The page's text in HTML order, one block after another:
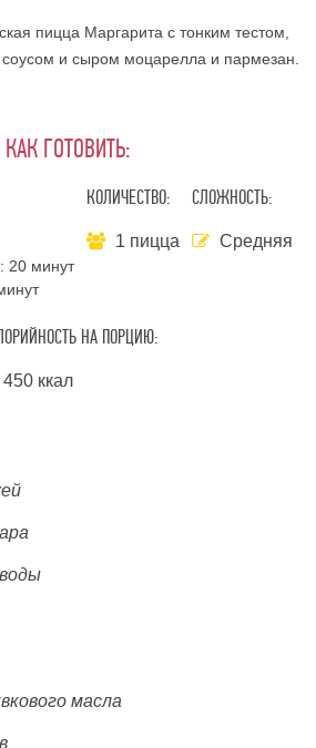
пицца Маргарита с тонким тестом,
и сыром моцарелла и пармезан.
КАК ГОТОВИТЬ:
20 минут
КОЛИЧЕСТВО:
1 пицца
СЛОЖНОСТЬ:
Средняя
НА ПОРЦИЮ:
450 ккал
масла